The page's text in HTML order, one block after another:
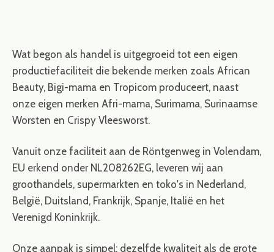
Wat begon als handel is uitgegroeid tot een eigen
productiefaciliteit die bekende merken zoals African
Beauty, Bigi-mama en Tropicom produceert, naast
onze eigen merken Afri-mama, Surimama, Surinaamse
Worsten en Crispy Vleesworst.
Vanuit onze faciliteit aan de Röntgenweg in Volendam,
EU erkend onder NL208262EG, leveren wij aan
groothandels, supermarkten en toko's in Nederland,
België, Duitsland, Frankrijk, Spanje, Italië en het
Verenigd Koninkrijk.
Onze aanpak is simpel: dezelfde kwaliteit als de grote